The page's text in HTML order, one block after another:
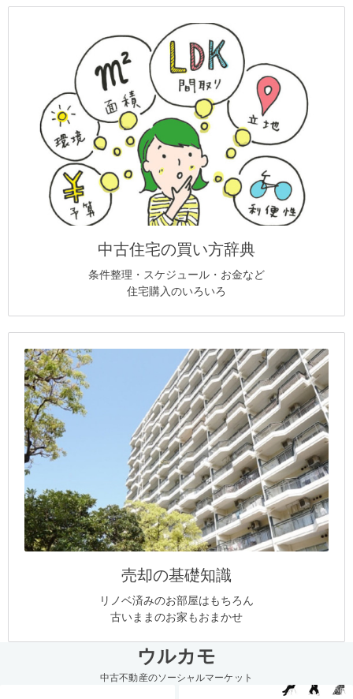
中古住宅の買い方辞典
条件整理・スケジュール・お金など
住宅購入のいろいろ
売却の基礎知識
リノベ済みのお部屋はもちろん
古いままのお家もおまかせ
ウルカモ
中古不動産のソーシャルマーケット